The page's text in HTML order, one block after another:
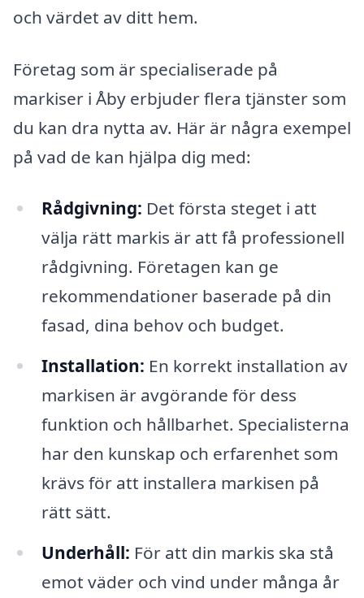
och värdet av ditt hem.
Företag som är specialiserade på
markiser i Åby erbjuder flera tjänster som
du kan dra nytta av. Här är några exempel
på vad de kan hjälpa dig med:
Rådgivning: Det första steget i att
välja rätt markis är att få professionell
rådgivning. Företagen kan ge
rekommendationer baserade på din
fasad, dina behov och budget.
Installation: En korrekt installation av
markisen är avgörande för dess
funktion och hållbarhet. Specialisterna
har den kunskap och erfarenhet som
krävs för att installera markisen på
rätt sätt.
Underhåll: För att din markis ska stå
emot väder och vind under många år